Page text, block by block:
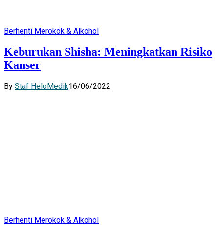
Berhenti Merokok & Alkohol
Keburukan Shisha: Meningkatkan Risiko
Kanser
By Staf HeloMedik16/06/2022
Berhenti Merokok & Alkohol